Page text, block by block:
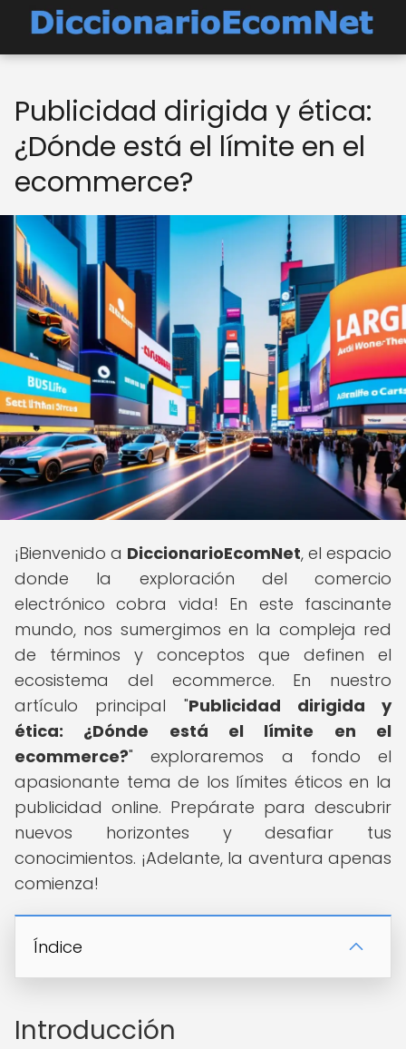
Publicidad dirigida y ética:
¿Dónde está el límite en el
ecommerce?
¡Bienvenido a DiccionarioEcomNet, el espacio
donde la exploración del comercio
electrónico cobra vida! En este fascinante
mundo, nos sumergimos en la compleja red
de términos y conceptos que definen el
ecosistema del ecommerce. En nuestro
artículo principal "Publicidad dirigida y
ética: ¿Dónde está el límite en el
ecommerce?" exploraremos a fondo el
apasionante tema de los límites éticos en la
publicidad online. Prepárate para descubrir
nuevos horizontes y desafiar tus
conocimientos. ¡Adelante, la aventura apenas
comienza!
Índice
Introducción